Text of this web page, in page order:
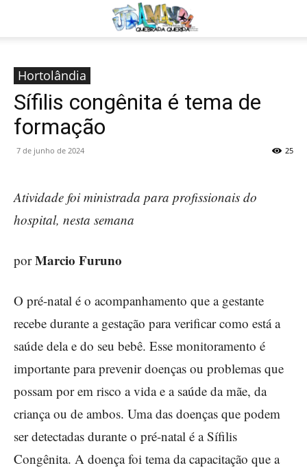
Hortolândia
Sífilis congênita é tema de
formação
7 de junho de 2024 25
Atividade foi ministrada para profissionais do
hospital, nesta semana
porMarcio Furuno
O pré-natal é o acompanhamento que a gestante
recebe durante a gestação para verificar como está a
saúde dela e do seu bebê. Esse monitoramento é
importante para prevenir doenças ou problemas que
possam por em risco a vida e a saúde da mãe, da
criança ou de ambos. Uma das doenças que podem
ser detectadas durante o pré-natal é a Sífilis
Congênita. A doença foi tema da capacitação que a